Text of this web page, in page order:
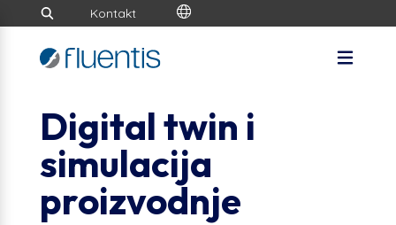
Kontakt
Digital twin i
simulacija
proizvodnje